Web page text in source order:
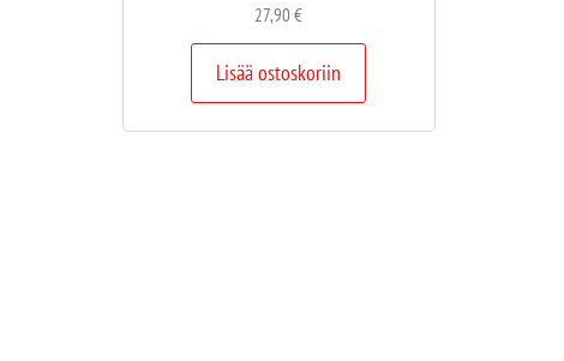
27,90€
Lisää ostoskoriin